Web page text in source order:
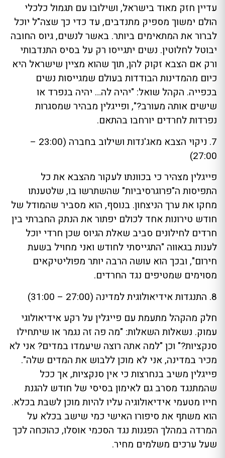
עדיין חזק מאוד בישראל, ושילובו עם תגמול כלכלי
הולם ימשוך מספיק מתנדבים, עד כדי כך שצה"ל יוכל
לברור את המתאימים ביותר. באשר לנשים, גיוס החובה
יבוטל לחלוטין. נשים יתגייסו רק על בסיס התנדבותי
ורק אם הצבא זקוק להן, תוך שהוא מציין שישראל היא
כיום מהמדינות הבודדות בעולם שמגייסות נשים
בכפייה. הקהל שואל: "יהיה לה… יהיה בנפרד או
שישים אותה מעורב?", ופייגלין מבהיר שמסגרות
נפרדות לחרדים יורחבו בהתאם.
7. ניקוי הצבא מאג'נדות ושילוב בחברה (23:00 –
27:00)
פייגלין מצהיר כי בכוונתו לעקור מהצבא את כל
התפיסות ה"פרוגרסיביות" שהשתרשו בו, שלטענתו
מחקו את ערך הניצחון. בנוסף, הוא מסביר שהמודל של
חודש טירונות אחד לכולם יפתור את הנתק החברתי בין
חרדים לחילונים סביב שאלת הגיוס שכן חרדי יוכל
לענות בגאווה "התגייסתי לחודש ואני מחויל בשעת
חירום", ובכך הוא עושה הרבה יותר מפוליטיקאים
מסוימים שמטיפים נגד החרדים.
8. התנגדות אידיאולוגית למדינה (27:00 – 31:00)
חלק מהקהל מתעמת עם פייגלין על רקע אידיאולוגי
עמוק. נשאלות השאלות: "מה פה זה נגמר או שיתחילו
סנקציות?" וכן "למה אתה רוצה שיעמדו במדים? אני לא
מכיר במדינה, אני לא מוכן ללבוש את המדים שלה".
פייגלין משיב בנחרצות כי אין סנקציות, אך ככל
שהמתנגד מסרב גם לאימון בסיסי של חודש להגנת
חייו מטעמי אידיאולוגיה עליו להיות מוכן לשבת בכלא.
הוא משתף את סיפורו האישי כמי שישב בכלא על
המרדה במהלך הפגנות נגד הסכמי אוסלו, כהוכחה לכך
שעל ערכים משלמים מחיר.